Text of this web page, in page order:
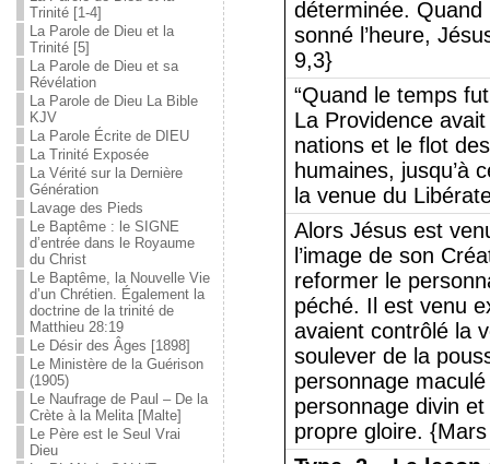
Trinité [1-4]
La Parole de Dieu et la
Trinité [5]
La Parole de Dieu et sa
Révélation
La Parole de Dieu La Bible
KJV
La Parole Écrite de DIEU
La Trinité Exposée
La Vérité sur la Dernière
Génération
Lavage des Pieds
Le Baptême : le SIGNE
d’entrée dans le Royaume
du Christ
Le Baptême, la Nouvelle Vie
d’un Chrétien. Également la
doctrine de la trinité de
Matthieu 28:19
Le Désir des Âges [1898]
Le Ministère de la Guérison
(1905)
Le Naufrage de Paul – De la
Crète à la Melita [Malte]
Le Père est le Seul Vrai
Dieu
déterminée.
sonné l’heure,
9,3}
“Quand le temps
La Providence
nations et le flot
humaines, jusqu’à
la venue du
Alors Jésus est
l’image de son
reformer le
péché. Il est venu
avaient contrôlé la
soulever de la
personnage
personnage divin
propre gloire.